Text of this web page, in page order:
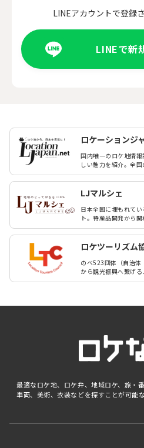
LINEアカウントで登録
LINEで新
ロケーションジ
国内唯一のロケ地情
しい魅力を紹介。全国
LJマルシェ
日本全国に埋もれて
ト。特産品開発から
ロケツーリズム
のべ523団体（自治体
から観光振興へ繋げる
最適なロケ地、ロケ弁、地域ロケ、旅・
車両、美術、衣装などを探すことが可能